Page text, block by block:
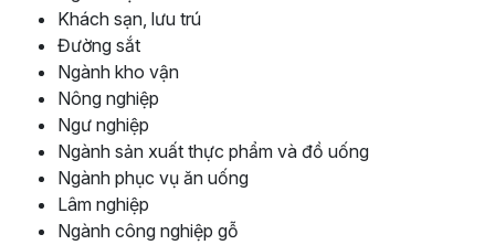
Khách sạn, lưu trú
Đường sắt
Ngành kho vận
Nông nghiệp
Ngư nghiệp
Ngành sản xuất thực phẩm và đồ uống
Ngành phục vụ ăn uống
Lâm nghiệp
Ngành công nghiệp gỗ